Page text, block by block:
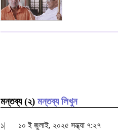
মন্তব্য (২) মন্তব্য লিখুন
১| ১০ ই জুলাই, ২০২৫ সন্ধ্যা ৭:২৭